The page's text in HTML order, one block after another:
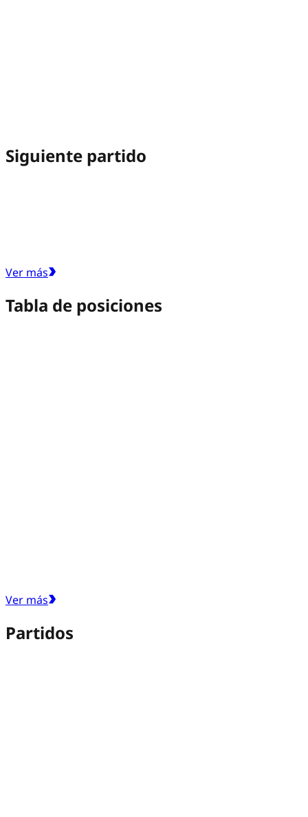
Siguiente partido
Ver más
Tabla de posiciones
Ver más
Partidos